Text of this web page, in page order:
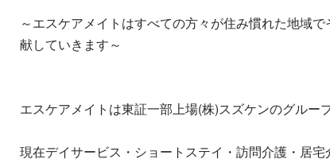
～エスケアメイトはすべての方々が住み慣れた地域
献していきます～
エスケアメイトは東証一部上場(株)スズケンのグルー
現在デイサービス・ショートステイ・訪問介護・居